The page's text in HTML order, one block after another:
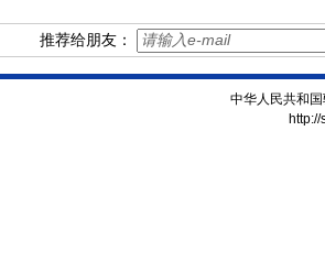
推荐给朋友：
中华人民共和